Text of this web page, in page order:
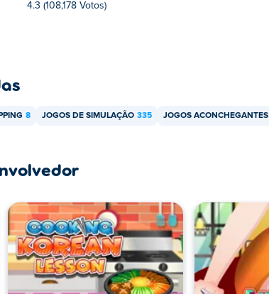
4.3 (108,178 Votos)
8 JOGOS DE SIMULAÇÃO 335 JOGOS ACONCHEGANTES